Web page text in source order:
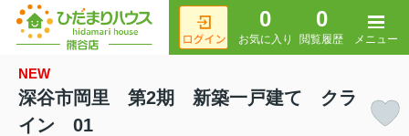
0
お気に入り
0
閲覧履歴 メニュー
NEW
深谷市岡里 第2期 新築一戸建て クラ
イン 01